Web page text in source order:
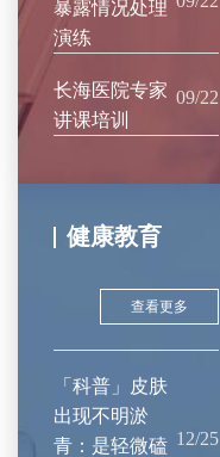
暴露情况处理
演练
长海医院专家
讲课培训
09/22
健康教育
查看更多
「科普」皮肤
出现不明淤
青：是轻微磕 12/25